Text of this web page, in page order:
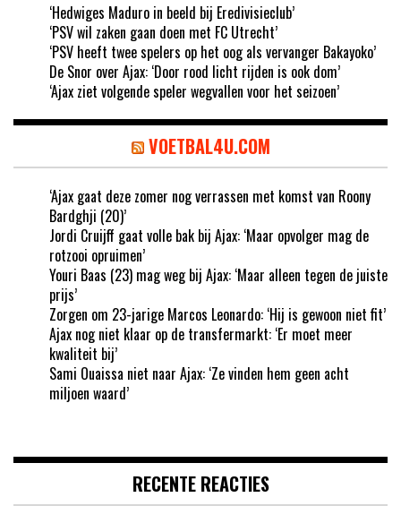
‘Hedwiges Maduro in beeld bij Eredivisieclub’
‘PSV wil zaken gaan doen met FC Utrecht’
‘PSV heeft twee spelers op het oog als vervanger Bakayoko’
De Snor over Ajax: ‘Door rood licht rijden is ook dom’
‘Ajax ziet volgende speler wegvallen voor het seizoen’
VOETBAL4U.COM
‘Ajax gaat deze zomer nog verrassen met komst van Roony
Bardghji (20)’
Jordi Cruijff gaat volle bak bij Ajax: ‘Maar opvolger mag de
rotzooi opruimen’
Youri Baas (23) mag weg bij Ajax: ‘Maar alleen tegen de juiste
prijs’
Zorgen om 23-jarige Marcos Leonardo: ‘Hij is gewoon niet fit’
Ajax nog niet klaar op de transfermarkt: ‘Er moet meer
kwaliteit bij’
Sami Ouaissa niet naar Ajax: ‘Ze vinden hem geen acht
miljoen waard’
RECENTE REACTIES